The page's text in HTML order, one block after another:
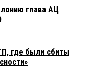
глава АЦ
где были сбиты